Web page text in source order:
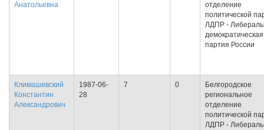
Анатольевна
отделение
политической
ЛДПР -
демократическая
партия России
Климашевский
Константин
Александрович
1987-06-
28
7 0
Белгородское
региональное
отделение
политической
ЛДПР -